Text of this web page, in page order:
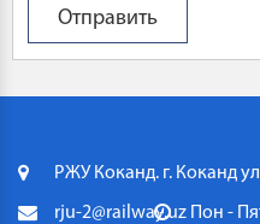
РЖУ Коканд. г. Коканд
rju-2@railway.uz Пон -